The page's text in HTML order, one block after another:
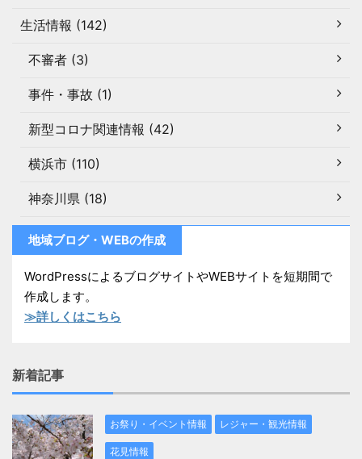
生活情報 (142)
不審者 (3)
事件・事故 (1)
新型コロナ関連情報 (42)
横浜市 (110)
神奈川県 (18)
地域ブログ・WEBの作成
WordPressによるブログサイトやWEBサイトを短期間で
作成します。
≫詳しくはこちら
新着記事
お祭り・イベント情報 レジャー・観光情報
花見情報